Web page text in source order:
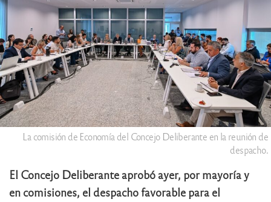
La comisión de Economía del Concejo Deliberante en la reunión de
despacho.
El Concejo Deliberante aprobó ayer, por mayoría y
en comisiones, el despacho favorable para el